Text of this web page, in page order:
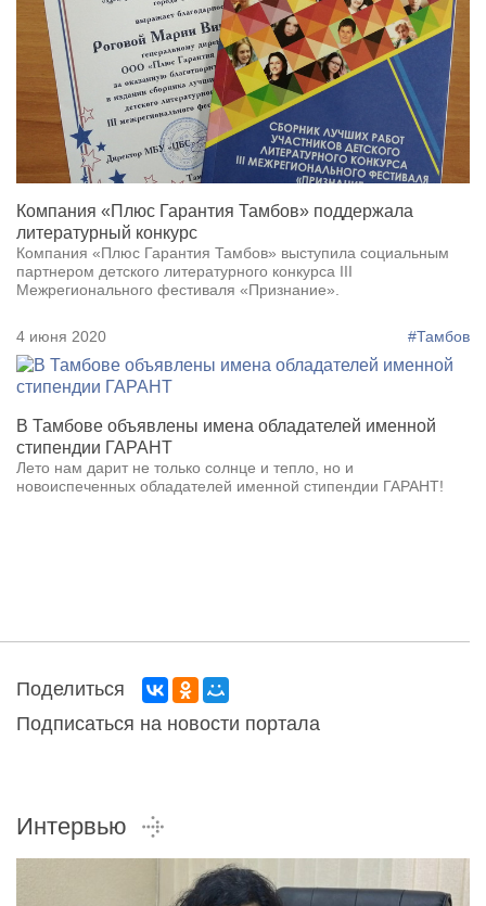
Компания «Плюс Гарантия Тамбов» поддержала
литературный конкурс
Компания «Плюс Гарантия Тамбов» выступила социальным
партнером детского литературного конкурса III
Межрегионального фестиваля «Признание».
4 июня 2020 #Тамбов
В Тамбове объявлены имена обладателей именной
стипендии ГАРАНТ
Лето нам дарит не только солнце и тепло, но и
новоиспеченных обладателей именной стипендии ГАРАНТ!
Поделиться
Подписаться на новости портала
Интервью